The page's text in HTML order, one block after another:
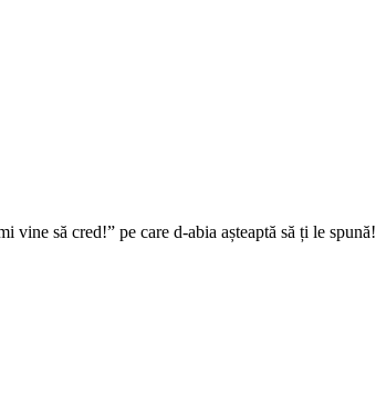
să cred!” pe care d-abia așteaptă să ți le spună!